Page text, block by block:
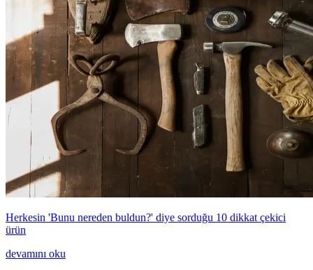
Herkesin 'Bunu nereden buldun?' diye sorduğu 10 dikkat çekici
ürün
devamını oku